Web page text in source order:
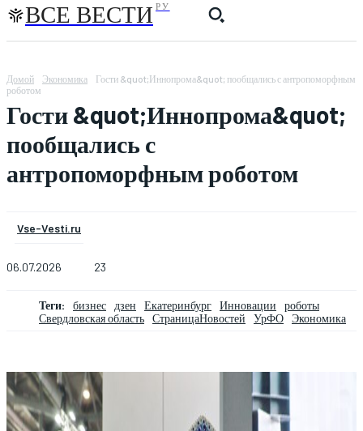
ВСЕ ВЕСТИ РУ
Домой Экономика
Гости &quot;Иннопрома&quot; пообщались с антропоморфным
роботом
Гости &quot;Иннопрома&quot;
пообщались с
антропоморфным роботом
Vse-Vesti.ru
06.07.2026 23
Теги: бизнес дзен Екатеринбург Инновации
роботы
Свердловская область СтраницаНовостей УрФО Экономика